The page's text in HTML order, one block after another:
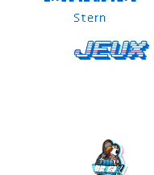
Stern